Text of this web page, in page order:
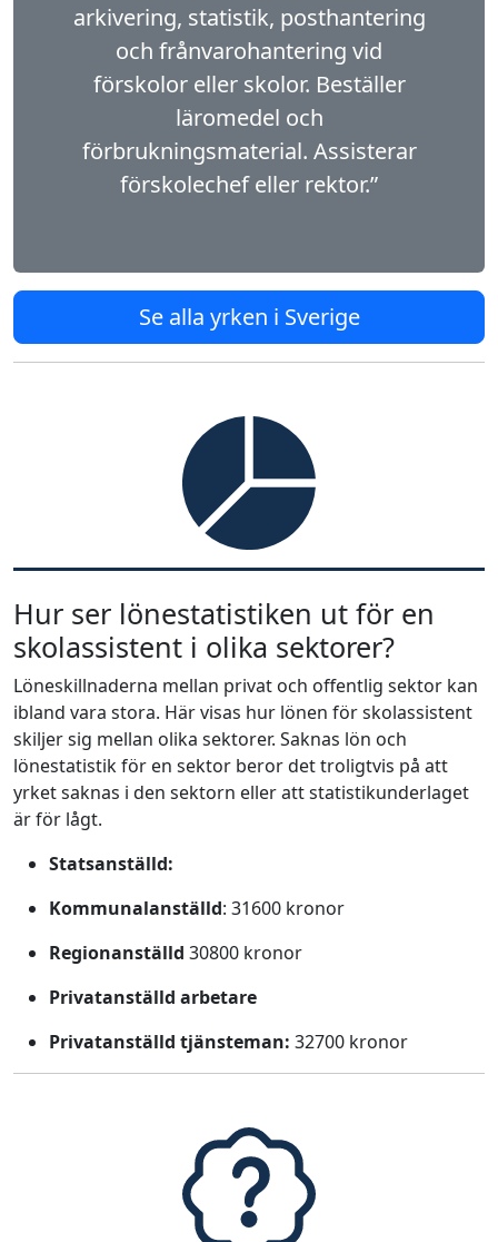
arkivering, statistik, posthantering
och frånvaro­hantering vid
förskolor eller skolor. Beställer
läromedel och
förbrukningsmaterial. Assisterar
förskolechef eller rektor.”
Se alla yrken i Sverige
Hur ser lönestatistiken ut för en
skolassistent i olika sektorer?
Löneskillnaderna mellan privat och offentlig sektor kan
ibland vara stora. Här visas hur lönen för skolassistent
skiljer sig mellan olika sektorer. Saknas lön och
lönestatistik för en sektor beror det troligtvis på att
yrket saknas i den sektorn eller att statistikunderlaget
är för lågt.
Statsanställd:
Kommunalanställd: 31600 kronor
Regionanställd 30800 kronor
Privatanställd arbetare
Privatanställd tjänsteman: 32700 kronor